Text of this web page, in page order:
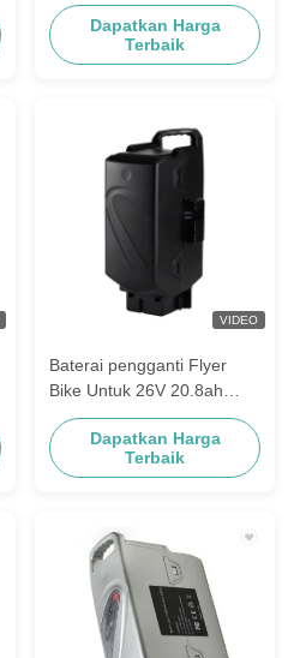
PengecasDapatkan Harga
Terbaik
VIDEO
Baterai pengganti Flyer
Bike Untuk 26V 20.8ah
Baterai isi ulang E-Bike
Baterai Lithium
Dapatkan Harga
Terbaik